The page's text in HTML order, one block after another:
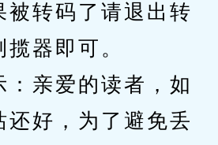
被转码了请退出转
器即可。
亲爱的读者，如
还好，为了避免丢